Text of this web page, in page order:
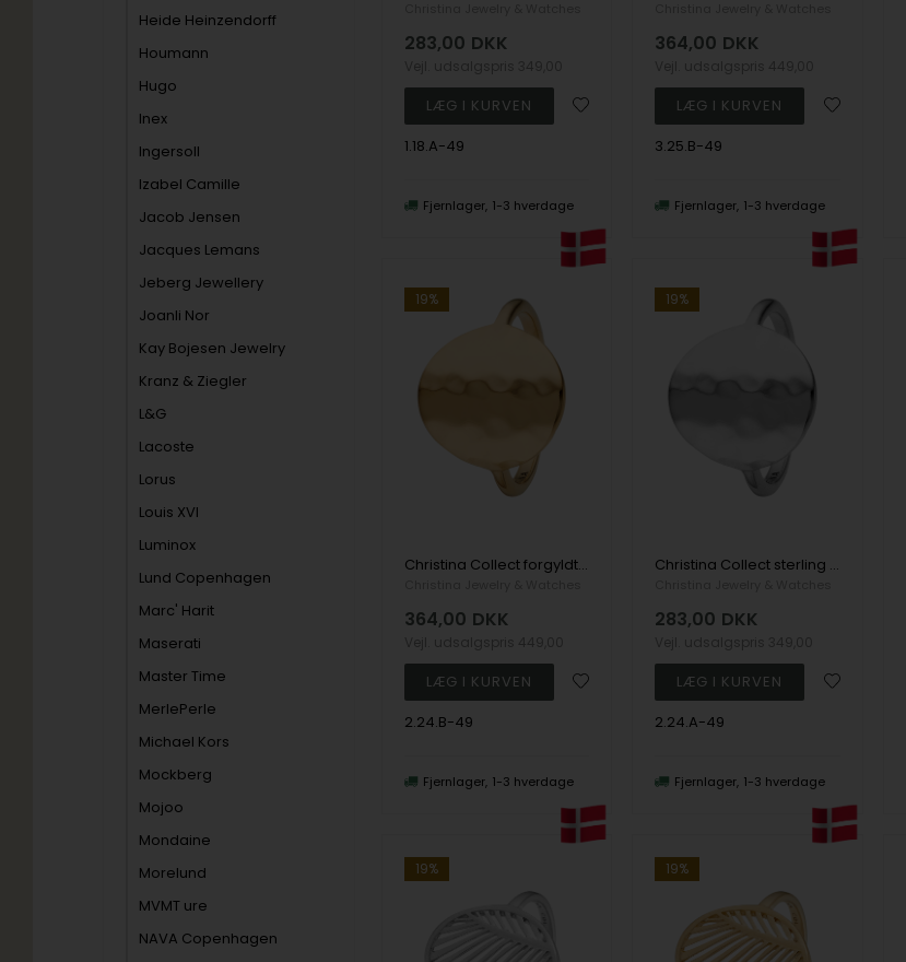
Heide Heinzendorff
Houmann
Hugo
Inex
Ingersoll
Izabel Camille
Jacob Jensen
Jacques Lemans
Jeberg Jewellery
Joanli Nor
Kay Bojesen Jewelry
Kranz & Ziegler
L&G
Lacoste
Lorus
Louis XVI
Luminox
Lund Copenhagen
Marc' Harit
Maserati
Master Time
MerlePerle
Michael Kors
Mockberg
Mojoo
Mondaine
Morelund
MVMT ure
NAVA Copenhagen
283,00 DKK
1.18.A-49
Fjernlager 1-3 hverdage
364,00 DKK
3.25.B-49
Fjernlager 1-3 hverdage
19%
Christina Collect forgyldt sterling sølv Panzer Smuk ring med lukket cirkel med banket overflade, ring str 49
364,00 DKK
2.24.B-49
Fjernlager 1-3 hverdage
19%
Christina Collect sterling sølv Panzer Smuk ring med lukket cirkel med banket overflade, ring str 49
283,00 DKK
2.24.A-49
Fjernlager 1-3 hverdage
19%
19%